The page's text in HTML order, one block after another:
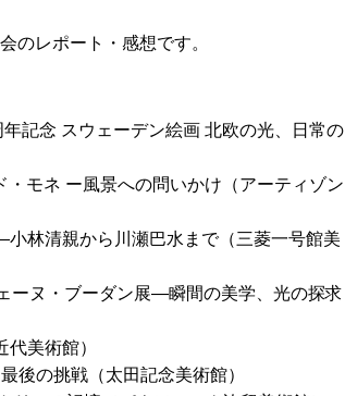
のレポート・感想です。
記念 スウェーデン絵画 北欧の光、日常の
モネ ー風景への問いかけ（アーティゾン
林清親から川瀬巴水まで（三菱一号館美
ヌ・ブーダン展―瞬間の美学、光の探求
美術館）
の挑戦（太田記念美術館）